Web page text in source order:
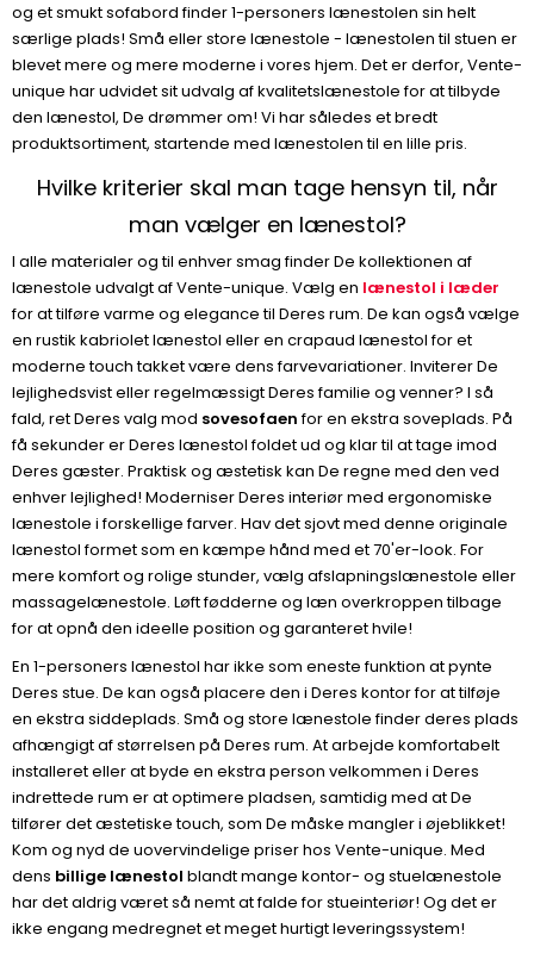
og et smukt sofabord finder 1-personers lænestolen sin helt
særlige plads! Små eller store lænestole - lænestolen til stuen er
blevet mere og mere moderne i vores hjem. Det er derfor, Vente-
unique har udvidet sit udvalg af kvalitetslænestole for at tilbyde
den lænestol, De drømmer om! Vi har således et bredt
produktsortiment, startende med lænestolen til en lille pris.
Hvilke kriterier skal man tage hensyn til, når
man vælger en lænestol?
I alle materialer og til enhver smag finder De kollektionen af
lænestole udvalgt af Vente-unique. Vælg en lænestol i læder
for at tilføre varme og elegance til Deres rum. De kan også vælge
en rustik kabriolet lænestol eller en crapaud lænestol for et
moderne touch takket være dens farvevariationer. Inviterer De
lejlighedsvist eller regelmæssigt Deres familie og venner? I så
fald, ret Deres valg mod sovesofaenfor en ekstra soveplads. På
få sekunder er Deres lænestol foldet ud og klar til at tage imod
Deres gæster. Praktisk og æstetisk kan De regne med den ved
enhver lejlighed! Moderniser Deres interiør med ergonomiske
lænestole i forskellige farver. Hav det sjovt med denne originale
lænestol formet som en kæmpe hånd med et 70'er-look. For
mere komfort og rolige stunder, vælg afslapningslænestole eller
massagelænestole. Løft fødderne og læn overkroppen tilbage
for at opnå den ideelle position og garanteret hvile!
En 1-personers lænestol har ikke som eneste funktion at pynte
Deres stue. De kan også placere den i Deres kontor for at tilføje
en ekstra siddeplads. Små og store lænestole finder deres plads
afhængigt af størrelsen på Deres rum. At arbejde komfortabelt
installeret eller at byde en ekstra person velkommen i Deres
indrettede rum er at optimere pladsen, samtidig med at De
tilfører det æstetiske touch, som De måske mangler i øjeblikket!
Kom og nyd de uovervindelige priser hos Vente-unique. Med
dens billige lænestol blandt mange kontor- og stuelænestole
har det aldrig været så nemt at falde for stueinteriør! Og det er
ikke engang medregnet et meget hurtigt leveringssystem!